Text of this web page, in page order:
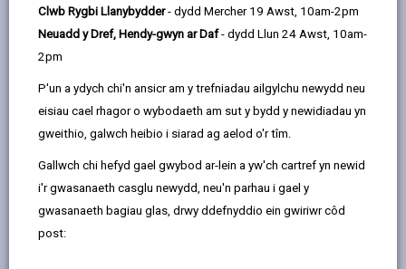
Clwb Rygbi Llanybydder- dydd Mercher 19 Awst, 10am-2pm
Neuadd y Dref, Hendy-gwyn ar Daf- dydd Llun 24 Awst, 10am-
2pm
P'un a ydych chi'n ansicr am y trefniadau ailgylchu newydd neu
eisiau cael rhagor o wybodaeth am sut y bydd y newidiadau yn
gweithio, galwch heibio i siarad ag aelod o'r tîm.
Gallwch chi hefyd gael gwybod ar-lein a yw'ch cartref yn newid
i'r gwasanaeth casglu newydd, neu'n parhau i gael y
gwasanaeth bagiau glas, drwy ddefnyddio ein gwiriwr côd
post:
tab
Gwnewch yn siŵr eich bod yn blaenoriaethu eich biliau.
Bydd yr awgrymiadau hyn yn eich helpu chi i arbed
arian:
Chwilio am y fargen orau a defnyddio gwefannau
cymharu.
annibynnol.
Siarad ag arbenigwr ynni Cyngor ar Bopeth.